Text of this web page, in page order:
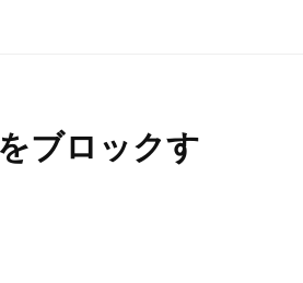
ブロックす